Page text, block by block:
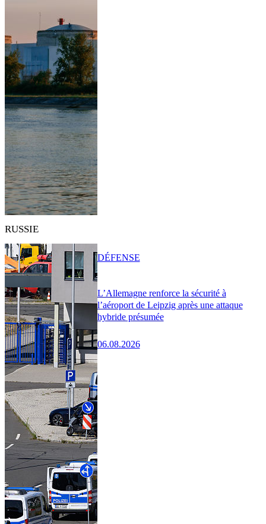
RUSSIE
L’Allemagne renforce la sécurité à
l’aéroport de Leipzig après une attaque
hybride présumée
06.08.2026
DÉFENSE